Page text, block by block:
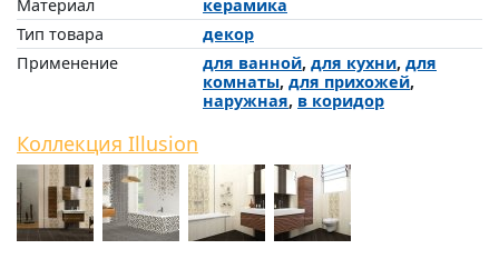
Материал
керамика
Тип товара
декор
Применение
для ванной, для кухни, для
комнаты, для прихожей,
наружная, в коридор
Коллекция Illusion